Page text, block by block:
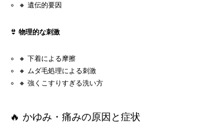
🔸 遺伝的要因
👙 物理的な刺激
🔸 下着による摩擦
🔸 ムダ毛処理による刺激
🔸 強くこすりすぎる洗い方
🔥 かゆみ・痛みの原因と症状